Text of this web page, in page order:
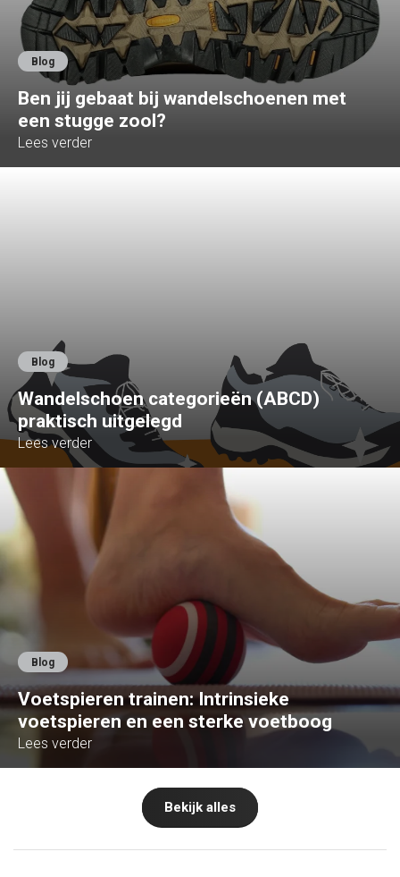
Blog
Ben jij gebaat bij wandelschoenen met
een stugge zool?
Lees verder
Blog
Wandelschoen categorieën (ABCD)
praktisch uitgelegd
Lees verder
Blog
Voetspieren trainen: Intrinsieke
voetspieren en een sterke voetboog
Lees verder
Bekijk alles